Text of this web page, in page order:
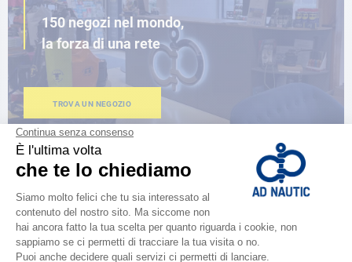
150 negozi nel mondo,
la forza di una rete
TROVA UN NEGOZIO
Consegna gratisin negozio